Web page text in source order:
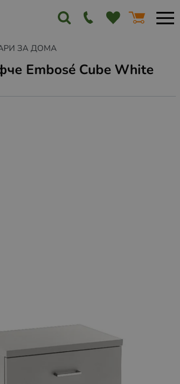
ЗА ДОМА
Embosé Cube White